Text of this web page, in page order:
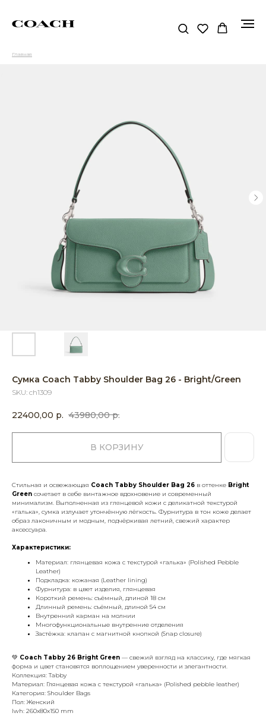
Главная
Сумка Coach Tabby Shoulder Bag 26 - Bright/Green
SKU: ch1309
22400,00 р. 43980,00 р.
В КОРЗИНУ
Стильная и освежающая Coach Tabby Shoulder Bag 26 в оттенке Bright
Green сочетает в себе винтажное вдохновение и современный
минимализм. Выполненная из глянцевой кожи с деликатной текстурой
«галька», сумка излучает утончённую лёгкость. Фурнитура в тон коже делает
образ лаконичным и модным, подчёркивая летний, свежий характер
аксессуара.
Характеристики:
Материал: глянцевая кожа с текстурой «галька» (Polished Pebble
Leather)
Подкладка: кожаная (Leather lining)
Фурнитура: в цвет изделия, глянцевая
Короткий ремень: съёмный, длиной 18 см
Длинный ремень: съёмный, длиной 54 см
Внутренний карман на молнии
Многофункциональные внутренние отделения
Застёжка: клапан с магнитной кнопкой (Snap closure)
💚 Coach Tabby 26 Bright Green — свежий взгляд на классику, где мягкая
форма и цвет становятся воплощением уверенности и элегантности.
Коллекция: Tabby
Материал: Глянцевая кожа с текстурой «галька» (Polished pebble leather)
Категория: Shoulder Bags
Пол: Женский
lwh: 260x80x150 mm